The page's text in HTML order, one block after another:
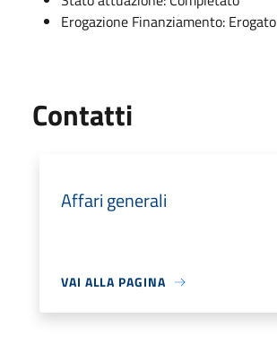
Erogazione Finanziamento: Erogato
Contatti
Affari generali
VAI ALLA PAGINA